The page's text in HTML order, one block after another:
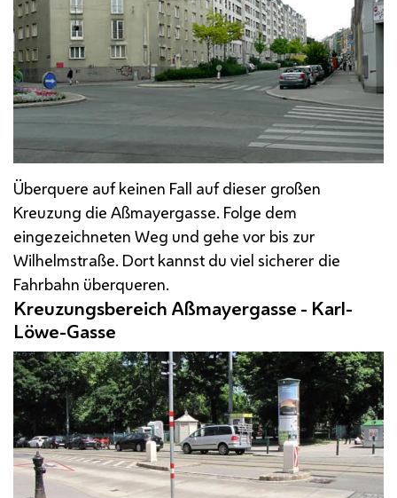
Überquere auf keinen Fall auf dieser großen
Kreuzung die Aßmayergasse. Folge dem
eingezeichneten Weg und gehe vor bis zur
Wilhelmstraße. Dort kannst du viel sicherer die
Fahrbahn überqueren.
Kreuzungsbereich Aßmayergasse - Karl-
Löwe-Gasse